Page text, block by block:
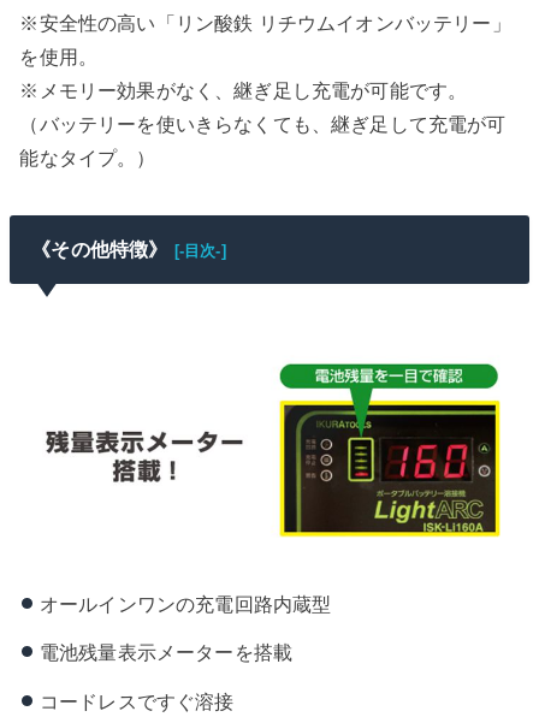
※安全性の高い「リン酸鉄 リチウムイオンバッテリー」
を使用。
※メモリー効果がなく、継ぎ足し充電が可能です。
（バッテリーを使いきらなくても、継ぎ足して充電が可
能なタイプ。）
《その他特徴》 [-目次-]
オールインワンの充電回路内蔵型
電池残量表示メーターを搭載
コードレスですぐ溶接